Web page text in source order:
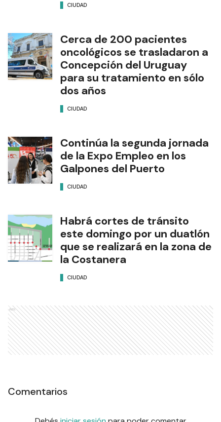
CIUDAD
Cerca de 200 pacientes
oncológicos se trasladaron a
Concepción del Uruguay
para su tratamiento en sólo
dos años
CIUDAD
Continúa la segunda jornada
de la Expo Empleo en los
Galpones del Puerto
CIUDAD
Habrá cortes de tránsito
este domingo por un duatlón
que se realizará en la zona de
la Costanera
CIUDAD
Ads
Comentarios